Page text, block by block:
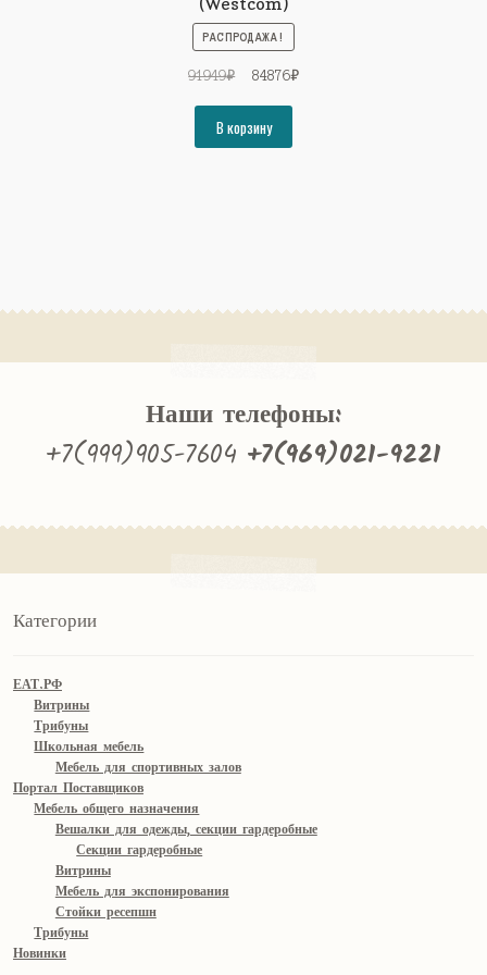
РАСПРОДАЖА!
91949₽
Первоначальная
составляла
91949₽.
84876₽Текущая
В корзину
Наши телефоны:
+7(999)905-7604 +7(969)021-9221
Категории
ЕАТ.РФ
Витрины
Трибуны
Школьная мебель
Мебель для спортивных залов
Портал Поставщиков
Мебель общего назначения
Вешалки для одежды, секции гардеробные
Секции гардеробные
Витрины
Мебель для экспонирования
Стойки ресепшн
Трибуны
Новинки